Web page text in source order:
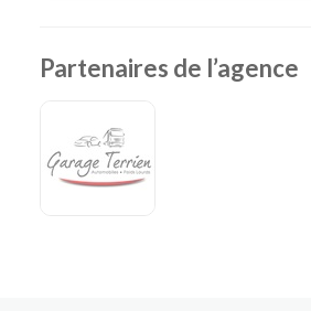
Partenaires de l’agence